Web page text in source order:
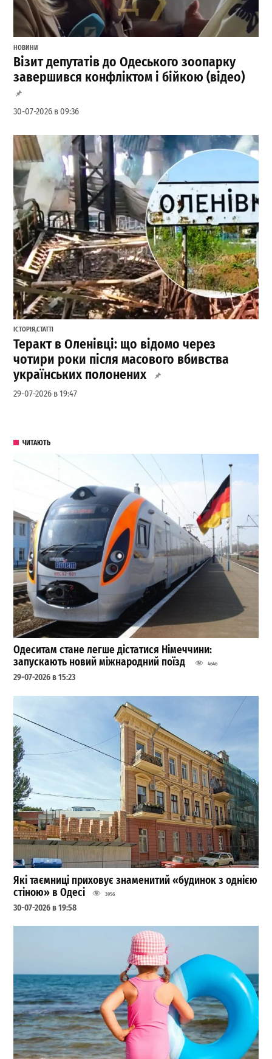
НОВИНИ
Візит депутатів до Одеського зоопарку
завершився конфліктом і бійкою (відео)
30-07-2026 в 09:36
ІСТОРІЯ,СТАТТІ
Теракт в Оленівці: що відомо через
чотири роки після масового вбивства
українських полонених
29-07-2026 в 19:47
ЧИТАЮТЬ
Одеситам стане легше дістатися Німеччини:
запускають новий міжнародний поїзд
4646
29-07-2026 в 15:23
Які таємниці приховує знаменитий «будинок з однією
стіною» в Одесі
3956
30-07-2026 в 19:58